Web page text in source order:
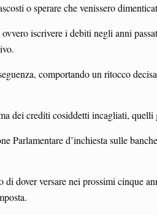
o sperare che venissero
iscrivere i debiti negli anni
comportando un ritocco
dei crediti cosiddetti incagliati,
Parlamentare d’inchiesta sulle
dover versare nei prossimi cinque